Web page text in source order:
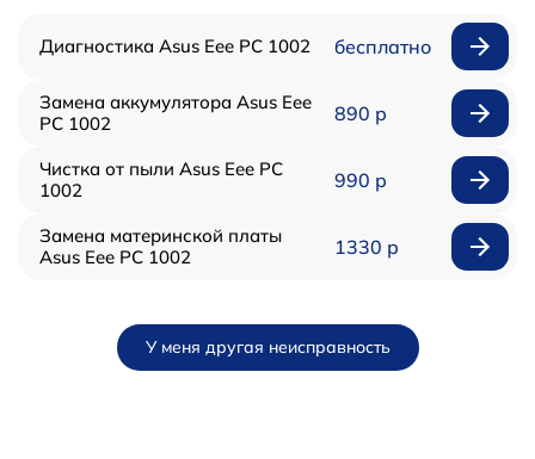
Диагностика Asus Eee PC 1002 бесплатно
Замена аккумулятора Asus Eee
PC 1002
890 р
Чистка от пыли Asus Eee PC
1002
990 р
Замена материнской платы
Asus Eee PC 1002
1330 р
У меня другая неисправность